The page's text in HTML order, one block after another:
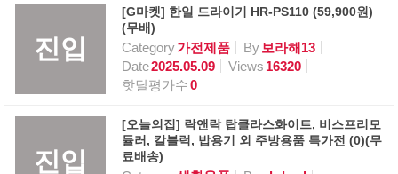
진입
[G마켓] 한일 드라이기 HR-PS110 (59,900원)
(무배)
Category가전제품 By 보라해13
Date2025.05.09 Views 16320
핫딜평가수0
진입
[오늘의집] 락앤락 탑클라스화이트, 비스프리모
듈러, 칼블럭, 밥용기 외 주방용품 특가전 (0)(무
료배송)